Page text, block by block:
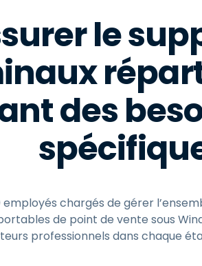
le
des
employés chargés de gérer
de point de vente sous
professionnels dans chaque